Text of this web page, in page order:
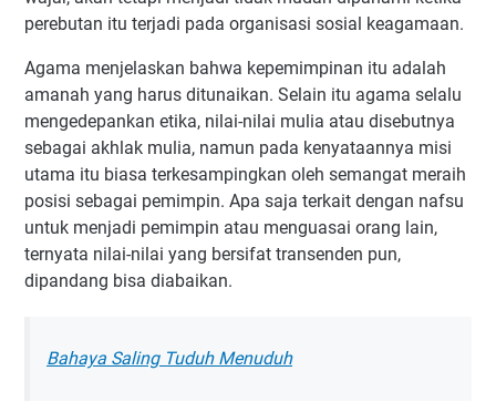
perebutan itu terjadi pada organisasi sosial keagamaan.
Agama menjelaskan bahwa kepemimpinan itu adalah
amanah yang harus ditunaikan. Selain itu agama selalu
mengedepankan etika, nilai-nilai mulia atau disebutnya
sebagai akhlak mulia, namun pada kenyataannya misi
utama itu biasa terkesampingkan oleh semangat meraih
posisi sebagai pemimpin. Apa saja terkait dengan nafsu
untuk menjadi pemimpin atau menguasai orang lain,
ternyata nilai-nilai yang bersifat transenden pun,
dipandang bisa diabaikan.
Bahaya Saling Tuduh Menuduh